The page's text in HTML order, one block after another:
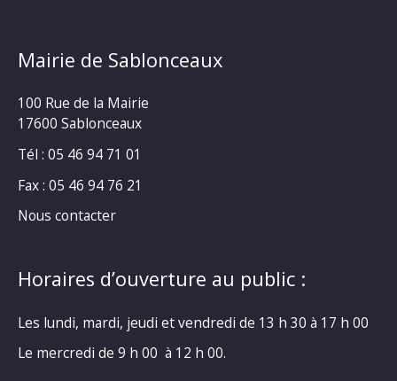
Mairie de Sablonceaux
100 Rue de la Mairie
17600 Sablonceaux
Tél : 05 46 94 71 01
Fax : 05 46 94 76 21
Nous contacter
Horaires d’ouverture au public :
Les lundi, mardi, jeudi et vendredi de 13 h 30 à 17 h 00
Le mercredi de 9 h 00 à 12 h 00.